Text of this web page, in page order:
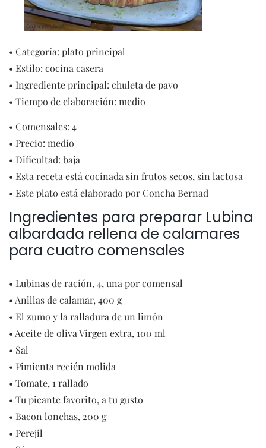
• Categoría: plato principal
• Estilo: cocina casera
• Ingrediente principal: chuleta de pavo
• Tiempo de elaboración: medio
• Comensales: 4
• Precio: medio
• Dificultad: baja
• Esta receta está cocinada sin frutos secos, sin lactosa
• Este plato está elaborado por Concha Bernad
Ingredientes para preparar Lubina
albardada rellena de calamares
para cuatro comensales
• Lubinas de ración, 4, una por comensal
• Anillas de calamar, 400 g
• El zumo y la ralladura de un limón
• Aceite de oliva Virgen extra, 100 ml
• Sal
• Pimienta recién molida
• Tomate, 1 rallado
• Tu picante favorito, a tu gusto
• Bacon lonchas, 200 g
• Perejil